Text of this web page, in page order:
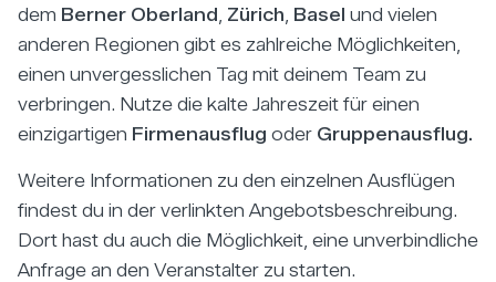
dem Berner Oberland, Zürich, Basel und vielen
anderen Regionen gibt es zahlreiche Möglichkeiten,
einen unvergesslichen Tag mit deinem Team zu
verbringen. Nutze die kalte Jahreszeit für einen
einzigartigen Firmenausflug oder Gruppenausflug.
Weitere Informationen zu den einzelnen Ausflügen
findest du in der verlinkten Angebotsbeschreibung.
Dort hast du auch die Möglichkeit, eine unverbindliche
Anfrage an den Veranstalter zu starten.